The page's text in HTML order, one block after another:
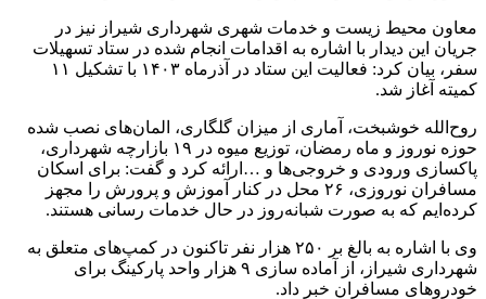
معاون محیط زیست و خدمات شهری شهرداری شیراز نیز در
جریان این دیدار با اشاره به اقدامات انجام شده در ستاد تسهیلات
سفر، بیان کرد: فعالیت این ستاد در آذرماه ۱۴۰۳ با تشکیل ۱۱
کمیته آغاز شد.
روح‌الله خوشبخت، آماری از میزان گلگاری، المان‌های نصب شده
حوزه نوروز و ماه رمضان، توزیع میوه در ۱۹ بازارچه شهرداری،
پاکسازی ورودی و خروجی‌ها و …ارائه کرد و گفت: برای اسکان
مسافران نوروزی، ۲۶ محل در کنار آموزش و پرورش را مجهز
کرده‌ایم که به صورت شبانه‌روز در حال خدمات رسانی هستند.
وی با اشاره به بالغ بر ۲۵۰ هزار نفر تاکنون در کمپ‌های متعلق به
شهرداری شیراز، از آماده سازی ۹ هزار واحد پارکینگ برای
خودروهای مسافران خبر داد.